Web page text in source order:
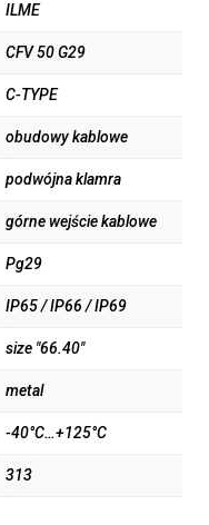
ILME
CFV 50 G29
C-TYPE
obudowy kablowe
podwójna klamra
górne wejście kablowe
Pg29
IP65 / IP66 / IP69
size "66.40"
metal
-40°C…+125°C
313